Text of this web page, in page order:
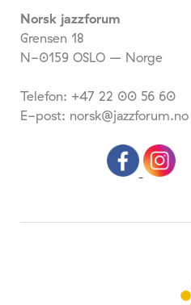
Norsk jazzforum
Grensen 18
N-0159 OSLO – Norge
Telefon: +47 22 00 56 60
E-post: norsk@jazzforum.no